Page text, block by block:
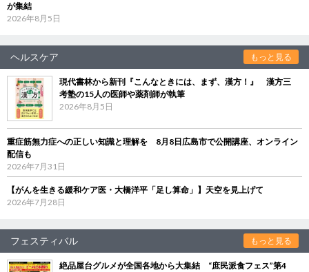
が集結
2026年8月5日
ヘルスケア もっと見る
現代書林から新刊『こんなときには、まず、漢方！』 漢方三
考塾の15人の医師や薬剤師が執筆
2026年8月5日
重症筋無力症への正しい知識と理解を 8月8日広島市で公開講座、オンライン
配信も
2026年7月31日
【がんを生きる緩和ケア医・大橋洋平「足し算命」】天空を見上げて
2026年7月28日
フェスティバル もっと見る
絶品屋台グルメが全国各地から大集結 “庶民派食フェス”第4